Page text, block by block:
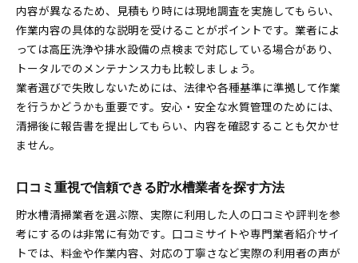
内容が異なるため、見積もり時には現地調査を実施してもらい、
作業内容の具体的な説明を受けることがポイントです。業者によ
っては高圧洗浄や排水設備の点検まで対応している場合があり、
トータルでのメンテナンス力も比較しましょう。
業者選びで失敗しないためには、法律や各種基準に準拠して作業
を行うかどうかも重要です。安心・安全な水質管理のためには、
清掃後に報告書を提出してもらい、内容を確認することも欠かせ
ません。
口コミ重視で信頼できる貯水槽業者を探す方法
貯水槽清掃業者を選ぶ際、実際に利用した人の口コミや評判を参
考にするのは非常に有効です。口コミサイトや専門業者紹介サイ
トでは、料金や作業内容、対応の丁寧さなど実際の利用者の声が